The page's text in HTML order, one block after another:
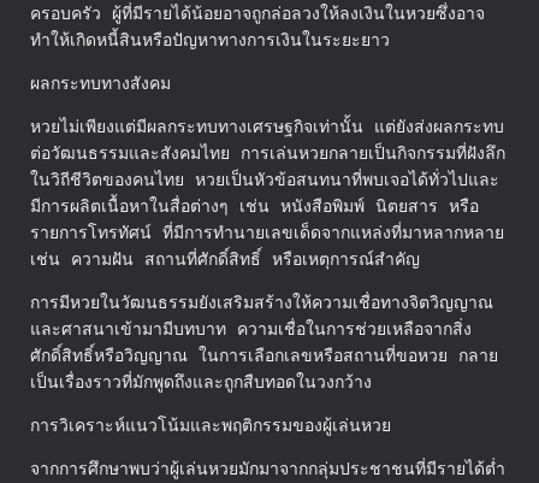
ครอบครัว ผู้ที่มีรายได้น้อยอาจถูกล่อลวงให้ลงเงินในหวยซึ่งอาจ
ทำให้เกิดหนี้สินหรือปัญหาทางการเงินในระยะยาว
ผลกระทบทางสังคม
หวยไม่เพียงแต่มีผลกระทบทางเศรษฐกิจเท่านั้น แต่ยังส่งผลกระทบ
ต่อวัฒนธรรมและสังคมไทย การเล่นหวยกลายเป็นกิจกรรมที่ฝังลึก
ในวิถีชีวิตของคนไทย หวยเป็นหัวข้อสนทนาที่พบเจอได้ทั่วไปและ
มีการผลิตเนื้อหาในสื่อต่างๆ เช่น หนังสือพิมพ์ นิตยสาร หรือ
รายการโทรทัศน์ ที่มีการทำนายเลขเด็ดจากแหล่งที่มาหลากหลาย
เช่น ความฝัน สถานที่ศักดิ์สิทธิ์ หรือเหตุการณ์สำคัญ
การมีหวยในวัฒนธรรมยังเสริมสร้างให้ความเชื่อทางจิตวิญญาณ
และศาสนาเข้ามามีบทบาท ความเชื่อในการช่วยเหลือจากสิ่ง
ศักดิ์สิทธิ์หรือวิญญาณ ในการเลือกเลขหรือสถานที่ขอหวย กลาย
เป็นเรื่องราวที่มักพูดถึงและถูกสืบทอดในวงกว้าง
การวิเคราะห์แนวโน้มและพฤติกรรมของผู้เล่นหวย
จากการศึกษาพบว่าผู้เล่นหวยมักมาจากกลุ่มประชาชนที่มีรายได้ต่ำ